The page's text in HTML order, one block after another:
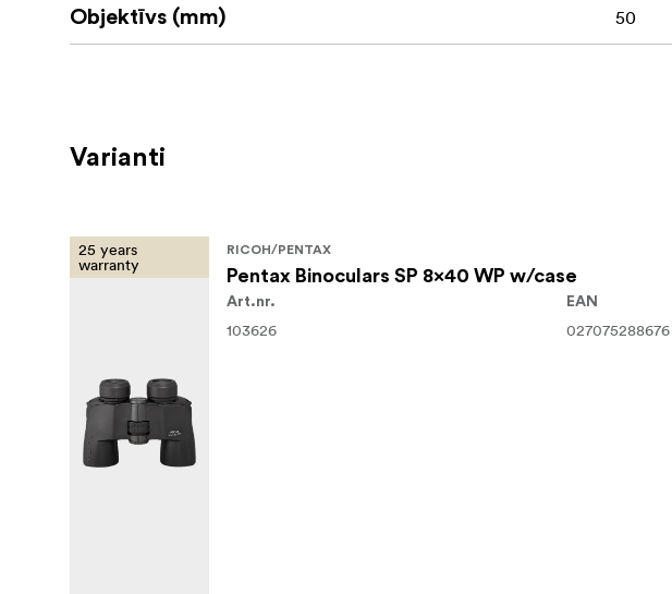
Objektīvs (mm) 50
Varianti
25 years
warranty
RICOH/PENTAX
Pentax Binoculars SP 8x40 WP w/case
Art.nr.
103626
EAN
027075288676